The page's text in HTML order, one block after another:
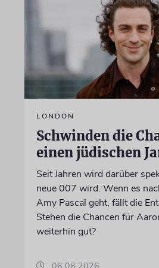
LONDON
Schwinden die
einen jüdischen
Seit Jahren wird darüber
neue 007 wird. Wenn es
Amy Pascal geht, fällt die
Stehen die Chancen für
weiterhin gut?
06.08.2026